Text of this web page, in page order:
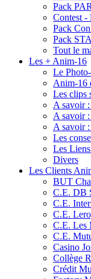
Pack
Contest -
Pack
Pack
Tout le
Les + Anim-16
Le
Anim-16
Les clips
A savoir
A savoir
A savoir
Les
Les
Divers
Les Clients
BUT
C.E. DB
C.E.
C.E.
C.E. Les
C.E.
Casino
Collège
Crédit